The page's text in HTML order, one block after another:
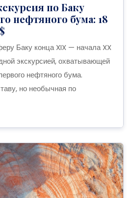
по Баку
нефтяного бума: 18
Баку конца XIX — начала XX
экскурсией, охватывающей
нефтяного бума.
но необычная по